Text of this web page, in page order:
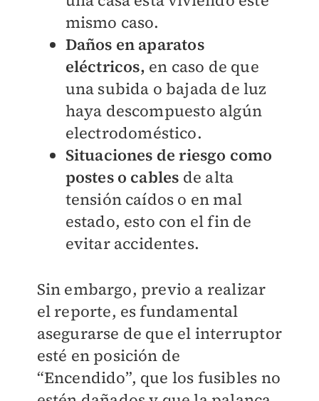
mismo caso.
Daños en aparatos
eléctricos, en caso de que
una subida o bajada de luz
haya descompuesto algún
electrodoméstico.
Situaciones de riesgo como
postes o cables de alta
tensión caídos o en mal
estado, esto con el fin de
evitar accidentes.
Sin embargo, previo a realizar
el reporte, es fundamental
asegurarse de que el interruptor
esté en posición de
“Encendido”, que los fusibles no